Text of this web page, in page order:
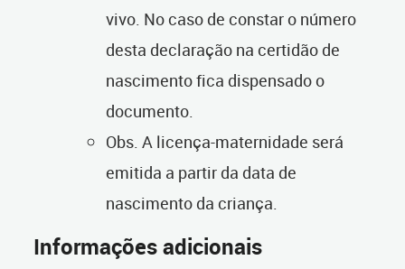
vivo. No caso de constar o número
desta declaração na certidão de
nascimento fica dispensado o
documento.
Obs. A licença-maternidade será
emitida a partir da data de
nascimento da criança.
Informações adicionais